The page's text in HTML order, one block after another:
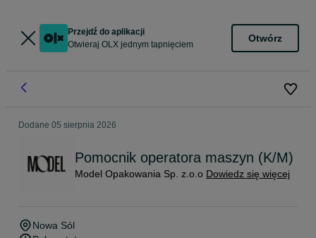
Przejdź do aplikacji
Otwieraj OLX jednym tapnięciem
Otwórz
Dodane 05 sierpnia 2026
Pomocnik operatora maszyn (K/M)
Model Opakowania Sp. z.o.o Dowiedz się więcej
Nowa Sól